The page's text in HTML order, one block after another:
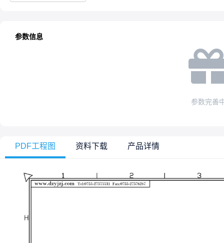
参数信息
参数完善
PDF工程图 资料下载 产品详情